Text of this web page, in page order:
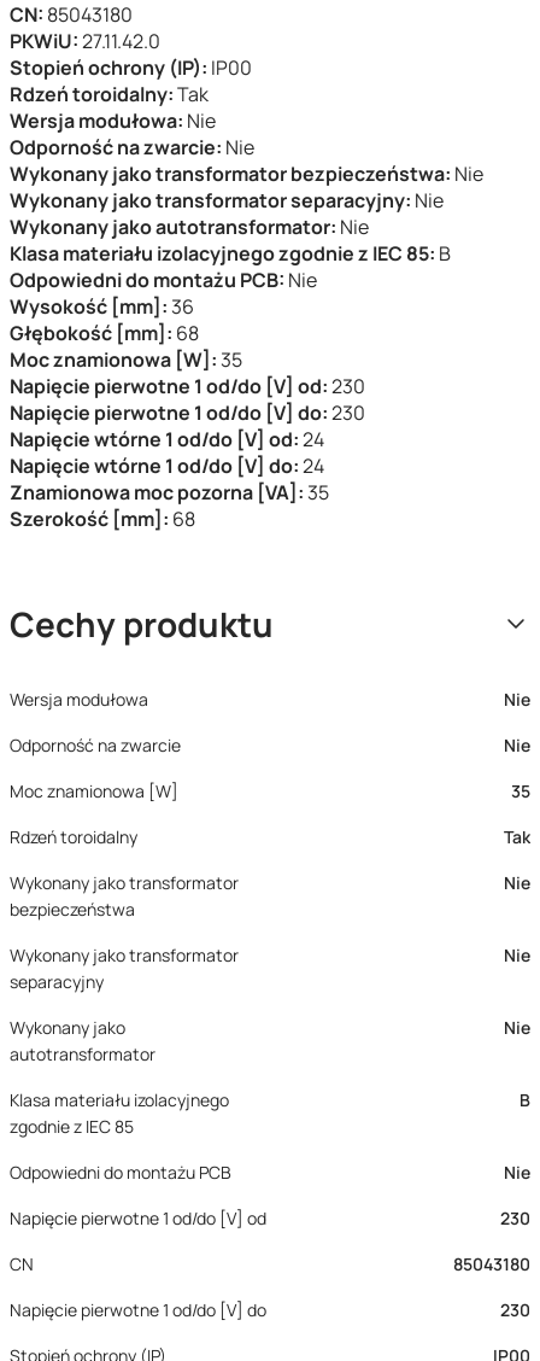
CN: 85043180
PKWiU:27.11.42.0
Stopień ochrony (IP): IP00
Rdzeń toroidalny:Tak
Wersja modułowa: Nie
Odporność na zwarcie: Nie
Wykonany jako transformator bezpieczeństwa: Nie
Wykonany jako transformator separacyjny: Nie
Wykonany jako autotransformator: Nie
Klasa materiału izolacyjnego zgodnie z IEC 85: B
Odpowiedni do montażu PCB: Nie
Wysokość [mm]: 36
Głębokość [mm]: 68
Moc znamionowa [W]: 35
Napięcie pierwotne 1 od/do [V] od:230
Napięcie pierwotne 1 od/do [V] do:230
Napięcie wtórne 1 od/do [V] od:24
Napięcie wtórne 1 od/do [V] do:24
Znamionowa moc pozorna [VA]: 35
Szerokość [mm]: 68
Cechy produktu
Wersja modułowa
Nie
Odporność na zwarcie
Nie
Moc znamionowa [W]
35
Rdzeń toroidalny
Tak
Wykonany jako transformator
bezpieczeństwa
Nie
Wykonany jako transformator
separacyjny
Nie
Wykonany jako
autotransformator
Nie
Klasa materiału izolacyjnego
zgodnie z IEC 85
B
Odpowiedni do montażu PCB
Nie
Napięcie pierwotne 1 od/do [V] od
230
CN
85043180
Napięcie pierwotne 1 od/do [V] do
230
Stopień ochrony (IP)
IP00